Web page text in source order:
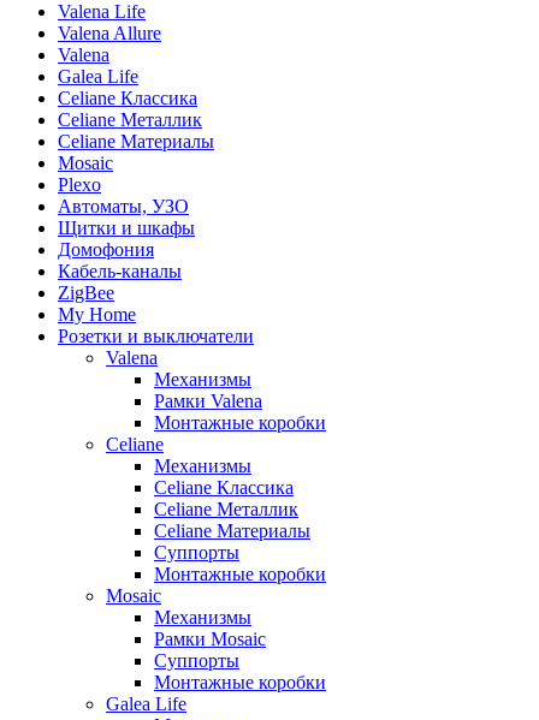
Valena Life
Valena Allure
Valena
Galea Life
Celiane Классика
Celiane Металлик
Celiane Материалы
Mosaic
Plexo
Автоматы, УЗО
Щитки и шкафы
Домофония
Кабель-каналы
ZigBee
My Home
Розетки и выключатели
Valena
Механизмы
Рамки Valena
Монтажные коробки
Celiane
Механизмы
Celiane Классика
Celiane Металлик
Celiane Материалы
Суппорты
Монтажные коробки
Mosaic
Механизмы
Рамки Mosaic
Суппорты
Монтажные коробки
Galea Life